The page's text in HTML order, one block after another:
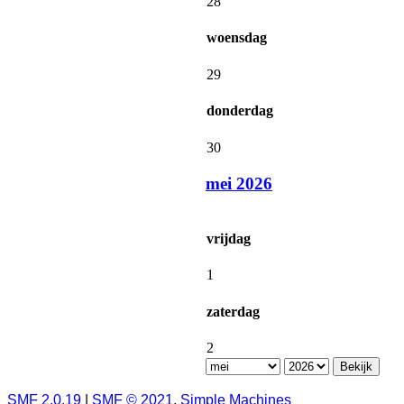
woensdag
29
donderdag
30
mei 2026
vrijdag
1
zaterdag
2
SMF 2.0.19 SMF © 2021, Simple Machines